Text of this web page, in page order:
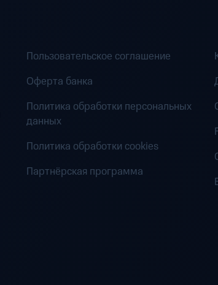
Пользовательское соглашение
Оферта банка
Политика обработки персональных
данных
Политика обработки cookies
Партнёрская программа